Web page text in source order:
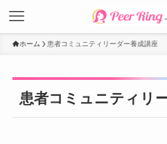
ホーム 患者コミュニティリーダー養成講座
患者コミュニティリ